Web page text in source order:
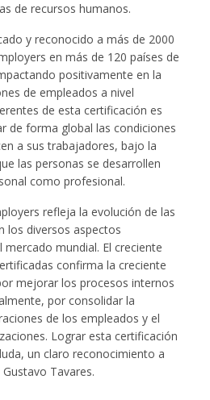
de recursos humanos.
y reconocido a más de 2000
en más de 120 países de
positivamente en la
de empleados a nivel
de esta certificación es
de forma global las condiciones
a sus trabajadores, bajo la
las personas se desarrollen
como profesional.
refleja la evolución de las
los diversos aspectos
mundial. El creciente
confirma la creciente
mejorar los procesos internos
por consolidar la
de los empleados y el
Lograr esta certificación
un claro reconocimiento a
Tavares.